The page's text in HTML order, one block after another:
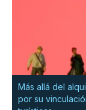
Más allá del
por su